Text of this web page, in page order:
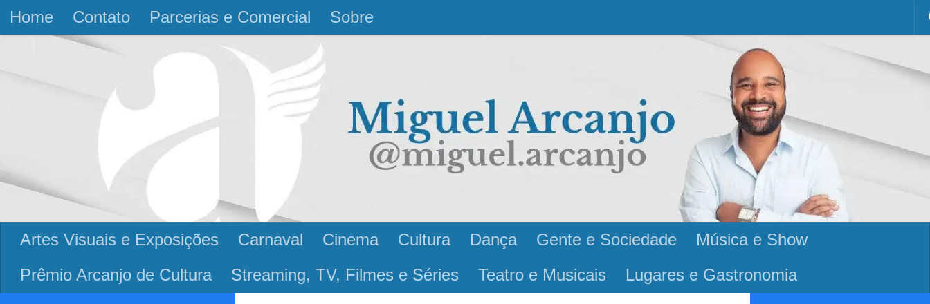
Skip to content
Home Contato Parcerias e Comercial Sobre
Artes Visuais e Exposições Carnaval Cinema Cultura Dança Gente e Sociedade
Música e Show
Prêmio Arcanjo de Cultura
Streaming, TV, Filmes e Séries Teatro e Musicais Lugares e Gastronomia